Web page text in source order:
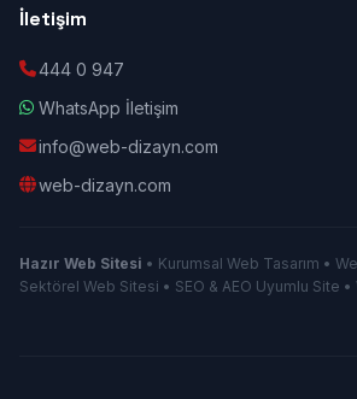
İletişim
444 0 947
WhatsApp İletişim
info@web-dizayn.com
web-dizayn.com
Hazır Web Sitesi • Kurumsal Web Tasarım •
Sektörel Web Sitesi • SEO & AEO Uyumlu Site •